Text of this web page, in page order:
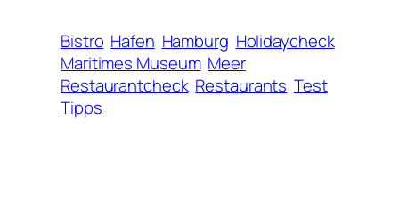
Bistro Hafen Hamburg Holidaycheck
Maritimes Museum Meer
Restaurantcheck Restaurants Test
Tipps